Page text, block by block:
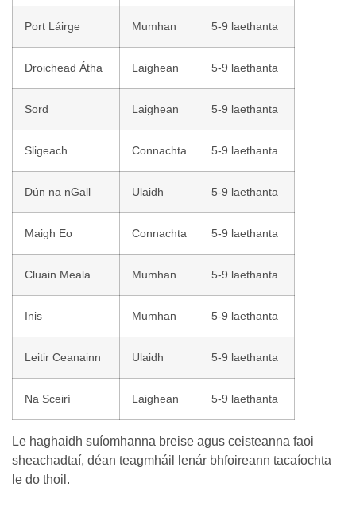
Port Láirge Mumhan 5-9 laethanta
Droichead Átha Laighean 5-9 laethanta
Sord Laighean 5-9 laethanta
Sligeach Connachta 5-9 laethanta
Dún na nGall Ulaidh 5-9 laethanta
Maigh Eo Connachta 5-9 laethanta
Cluain Meala Mumhan 5-9 laethanta
Inis Mumhan 5-9 laethanta
Leitir Ceanainn Ulaidh 5-9 laethanta
Na Sceirí Laighean 5-9 laethanta
Le haghaidh suíomhanna breise agus ceisteanna faoi
sheachadtaí, déan teagmháil lenár bhfoireann tacaíochta
le do thoil.